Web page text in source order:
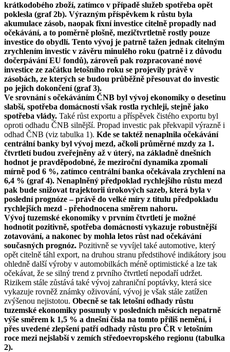
krátkodobého zboží, zatímco v případě služeb spotřeba opět
poklesla (graf 2b). Výrazným příspěvkem k růstu byla
akumulace zásob, naopak fixní investice citelně propadly nad
očekávání, a to poměrně plošně, mezičtvrtletně rostly pouze
investice do obydlí. Tento vývoj je patrně tažen jednak citelným
zrychlením investic v závěru minulého roku (patrně i z důvodu
dočerpávání EU fondů), zároveň pak rozpracované nové
investice ze začátku letošního roku se projevily právě v
zásobách, ze kterých se budou průběžně přesouvat do investic
po jejich dokončení (graf 3).
Ve srovnání s očekáváním ČNB byl vývoj ekonomiky o desetinu
slabší, spotřeba domácností však rostla rychleji, stejně jako
spotřeba vlády. Také růst exportu a příspěvek čistého exportu byl
oproti odhadu ČNB silnější. Propad investic pak překvapil výrazně i
odhad ČNB (viz tabulka 1). Kde se taktéž nenaplnila očekávání
centrální banky byl vývoj mezd, ačkoli průměrné mzdy za 1.
čtvrtletí budou zveřejněny až v úterý, na základně dnešních
hodnot je pravděpodobné, že meziroční dynamika zpomalí
mírně pod 6 %, zatímco centrální banka očekávala zrychlení na
6,4 % (graf 4). Nenaplněný předpoklad rychlejšího růstu mezd
pak bude snižovat trajektorii úrokových sazeb, která byla v
poslední prognóze – právě do velké míry z titulu předpokladu
rychlejších mezd - přehodnocena směrem nahoru.
Vývoj tuzemské ekonomiky v prvním čtvrtletí je možné
hodnotit pozitivně, spotřeba domácností vykazuje robustnější
zotavování, a nakonec by mohla letos růst nad očekávání
současných prognóz. Pozitivně se vyvíjel také automotive, který
opět citelně táhl export, na druhou stranu předstihové indikátory jsou
ohledně další výroby v automobilkách méně optimistické a lze tak
očekávat, že se silný trend z prvního čtvrtletí nepodaří udržet.
Rizikem stále zůstává také vývoj zahraniční poptávky, která sice
vykazuje rovněž známky oživování, vývoj je však stále zatížen
zvýšenou nejistotou. Obecně se tak letošní odhady růstu
tuzemské ekonomiky posunuly v posledních měsících nepatrně
výše směrem k 1,5 % a dnešní čísla na tomto příliš nemění, i
přes uvedené zlepšení patří odhady růstu pro ČR v letošním
roce mezi nejslabší v zemích středoevropského regionu (tabulka
2).